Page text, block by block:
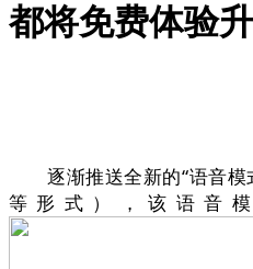
都将免费体验
逐渐推送全新的“语音模
等形式），该语音